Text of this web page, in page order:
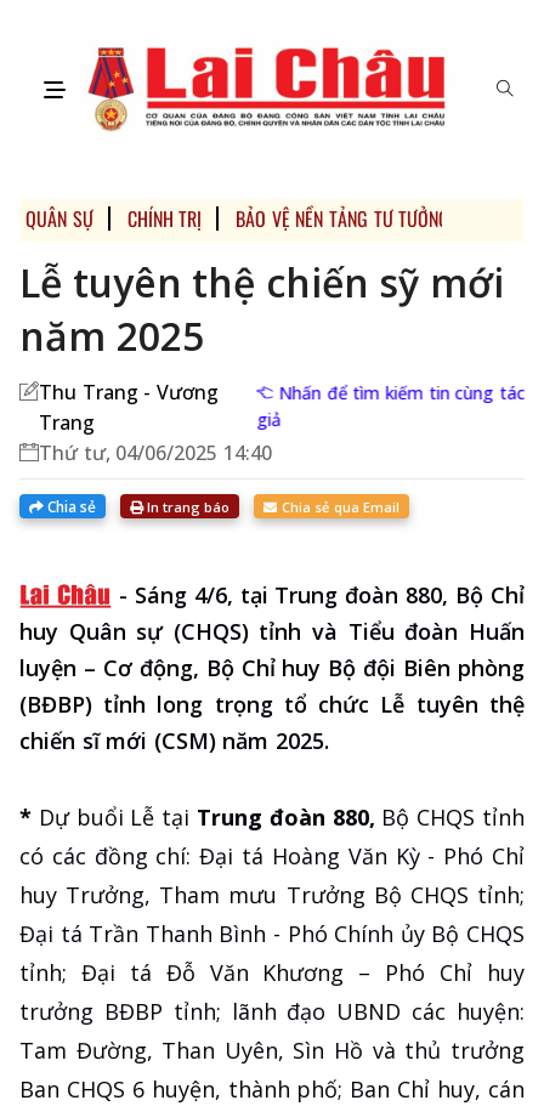
QUÂN SỰ CHÍNH TRỊ BẢO VỆ NỀN TẢNG TƯ TƯỞNG CỦA ĐẢNG
Lễ tuyên thệ chiến sỹ mới
năm 2025
Thu Trang - Vương
Trang
Nhấn để tìm kiếm tin cùng tác
giả
Thứ tư, 04/06/2025 14:40
Chia sẻ In trang báo Chia sẻ qua Email
- Sáng 4/6, tại Trung đoàn 880, Bộ Chỉ
huy Quân sự (CHQS) tỉnh và Tiểu đoàn Huấn
luyện – Cơ động, Bộ Chỉ huy Bộ đội Biên phòng
(BĐBP) tỉnh long trọng tổ chức Lễ tuyên thệ
chiến sĩ mới (CSM) năm 2025.
* Dự buổi Lễ tại Trung đoàn 880, Bộ CHQS tỉnh
có các đồng chí: Đại tá Hoàng Văn Kỳ - Phó Chỉ
huy Trưởng, Tham mưu Trưởng Bộ CHQS tỉnh;
Đại tá Trần Thanh Bình - Phó Chính ủy Bộ CHQS
tỉnh; Đại tá Đỗ Văn Khương – Phó Chỉ huy
trưởng BĐBP tỉnh; lãnh đạo UBND các huyện:
Tam Đường, Than Uyên, Sìn Hồ và thủ trưởng
Ban CHQS 6 huyện, thành phố; Ban Chỉ huy, cán